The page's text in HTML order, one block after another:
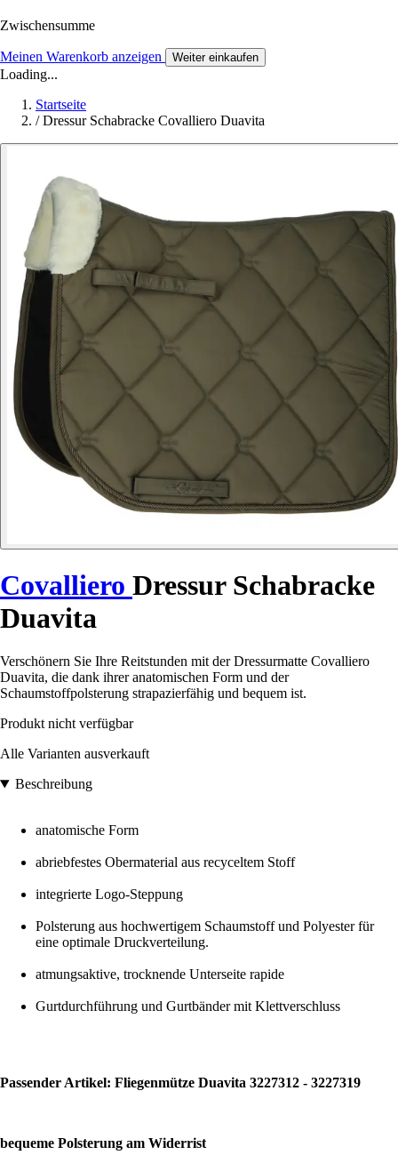
Zwischensumme
Meinen Warenkorb anzeigen Weiter einkaufen
Loading...
Startseite
/ Dressur Schabracke Covalliero Duavita
Covalliero Dressur Schabracke
Duavita
Verschönern Sie Ihre Reitstunden mit der Dressurmatte Covalliero
Duavita, die dank ihrer anatomischen Form und der
Schaumstoffpolsterung strapazierfähig und bequem ist.
Produkt nicht verfügbar
Alle Varianten ausverkauft
Beschreibung
anatomische Form
abriebfestes Obermaterial aus recyceltem Stoff
integrierte Logo-Steppung
Polsterung aus hochwertigem Schaumstoff und Polyester für
eine optimale Druckverteilung.
atmungsaktive, trocknende Unterseite rapide
Gurtdurchführung und Gurtbänder mit Klettverschluss
Passender Artikel: Fliegenmütze Duavita 3227312 - 3227319
bequeme Polsterung am Widerrist